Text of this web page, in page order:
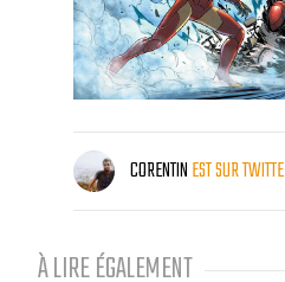
CORENTINEST SUR
À LIRE ÉGALEMENT